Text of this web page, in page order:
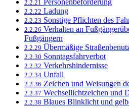
2.2.21
2.2.22 Ladung
2.2.23 Sonstige Pflichten des
2.2.26 Verhalten an
Fußgängern
2.2.29 Übermäßige
2.2.30 Sonntagsfahrverbot
2.2.32 Verkehrshindernisse
2.2.34 Unfall
2.2.36 Zeichen und Weisungen
2.2.37 Wechsellichtzeichen und
2.2.38 Blaues Blinklicht und